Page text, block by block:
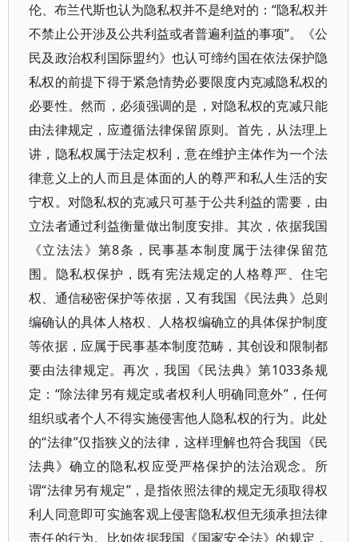
伦、布兰代斯也认为隐私权并不是绝对的：“隐私权并
不禁止公开涉及公共利益或者普遍利益的事项”。《公
民及政治权利国际盟约》也认可缔约国在依法保护隐
私权的前提下得于紧急情势必要限度内克减隐私权的
必要性。然而，必须强调的是，对隐私权的克减只能
由法律规定，应遵循法律保留原则。首先，从法理上
讲，隐私权属于法定权利，意在维护主体作为一个法
律意义上的人而且是体面的人的尊严和私人生活的安
宁权。对隐私权的克减只可基于公共利益的需要，由
立法者通过利益衡量做出制度安排。其次，依据我国
《立法法》第8条，民事基本制度属于法律保留范
围。隐私权保护，既有宪法规定的人格尊严、住宅
权、通信秘密保护等依据，又有我国《民法典》总则
编确认的具体人格权、人格权编确立的具体保护制度
等依据，应属于民事基本制度范畴，其创设和限制都
要由法律规定。再次，我国《民法典》第1033条规
定：“除法律另有规定或者权利人明确同意外”，任何
组织或者个人不得实施侵害他人隐私权的行为。此处
的“法律”仅指狭义的法律，这样理解也符合我国《民
法典》确立的隐私权应受严格保护的法治观念。所
谓“法律另有规定”，是指依照法律的规定无须取得权
利人同意即可实施客观上侵害隐私权但无须承担法律
责任的行为。比如依据我国《国家安全法》的规定，